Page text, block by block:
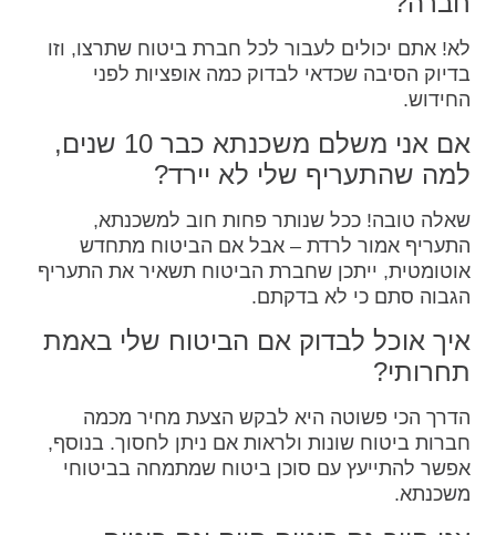
לא! אתם יכולים לעבור לכל חברת ביטוח שתרצו, וזו
בדיוק הסיבה שכדאי לבדוק כמה אופציות לפני
החידוש.
אם אני משלם משכנתא כבר 10 שנים,
למה שהתעריף שלי לא יירד?
שאלה טובה! ככל שנותר פחות חוב למשכנתא,
התעריף אמור לרדת – אבל אם הביטוח מתחדש
אוטומטית, ייתכן שחברת הביטוח תשאיר את התעריף
הגבוה סתם כי לא בדקתם.
איך אוכל לבדוק אם הביטוח שלי באמת
תחרותי?
הדרך הכי פשוטה היא לבקש הצעת מחיר מכמה
חברות ביטוח שונות ולראות אם ניתן לחסוך. בנוסף,
אפשר להתייעץ עם סוכן ביטוח שמתמחה בביטוחי
משכנתא.